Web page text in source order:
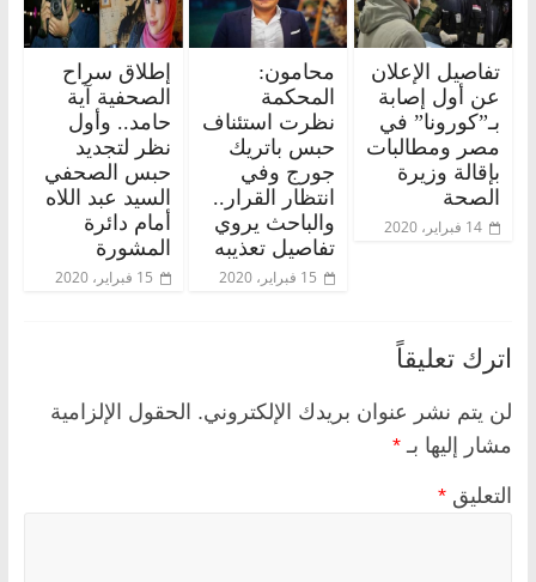
تفاصيل الإعلان
عن أول إصابة
بـ”كورونا” في
مصر ومطالبات
بإقالة وزيرة
الصحة
14 فبراير، 2020
محامون:
المحكمة
نظرت استئناف
حبس باتريك
جورج وفي
انتظار القرار..
والباحث يروي
تفاصيل تعذيبه
15 فبراير، 2020
إطلاق سراح
الصحفية آية
حامد.. وأول
نظر لتجديد
حبس الصحفي
السيد عبد اللاه
أمام دائرة
المشورة
15 فبراير، 2020
اترك تعليقاً
لن يتم نشر عنوان بريدك الإلكتروني. الحقول الإلزامية
مشار إليها بـ *
التعليق *